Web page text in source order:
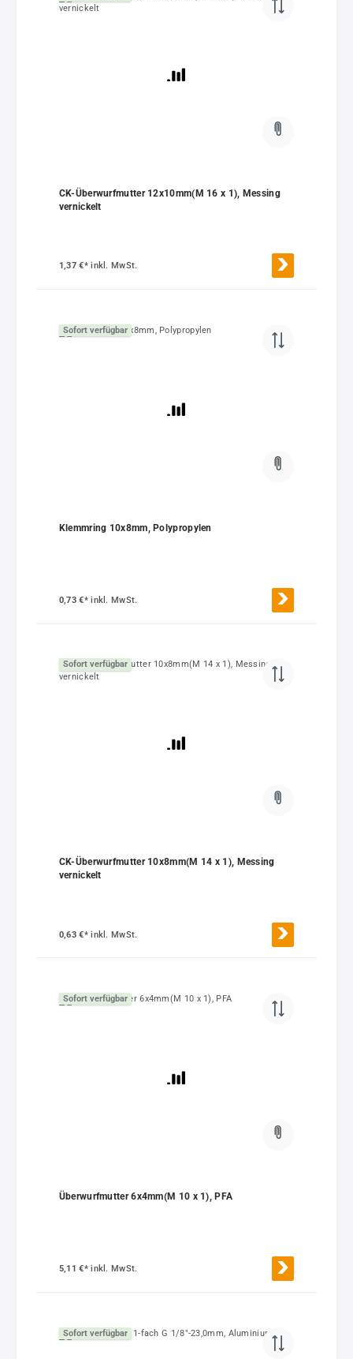
CK-Überwurfmutter 12x10mm(M 16 x 1), Messing
vernickelt
1,37 €*inkl. MwSt.
Sofort verfügbar
Klemmring 10x8mm, Polypropylen
0,73 €*inkl. MwSt.
Sofort verfügbar
CK-Überwurfmutter 10x8mm(M 14 x 1), Messing
vernickelt
0,63 €*inkl. MwSt.
Sofort verfügbar
Überwurfmutter 6x4mm(M 10 x 1), PFA
5,11 €*inkl. MwSt.
Sofort verfügbar